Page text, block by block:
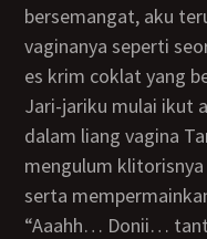
bersemangat, aku
vaginanya seperti
es krim coklat yang
Jari-jariku mulai ikut ambil bagian untuk masuk ke
dalam liang vagina
mengulum
serta
“Aaahh… Donii… tante nggak tahan Don…